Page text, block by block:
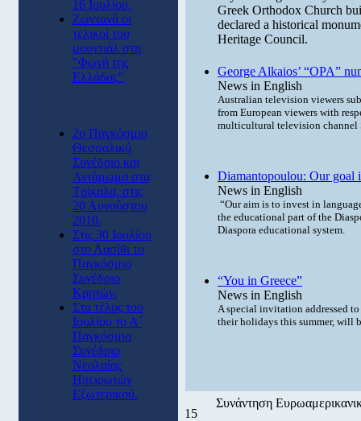
16 Ιουλίου.
Ζωντανά οι
τελικοί του
μουντιάλ στη
"Φωνή της
Ελλάδας"
2ο Παγκόσμιο
Θεσσαλικό
Συνέδριο και
Αντάμωμα στα
Τρίκαλα, στις
20 Αυγούστου
2010.
Στις 30 Ιουλίου
στο Λασίθι το
Παγκόσμιο
Συνέδριο
Κρητών.
Στο τέλος του
Ιουλίου το Α΄
Παγκόσμιο
Συνέδριο
Νεολαίας
Ηπειρωτών
Εξωτερικού.
Greek Orthodox Church
declared a historical
Heritage Council.
George Alkaios’ “OPA”
News in English
Australian television viewers
from European viewers with
multicultural television channel
Diamantopoulou: Our goal
News in English
“Our aim is to invest in
the educational part of the
Diaspora educational system.
“You in Greece”
News in English
A special invitation addressed
their holidays this summer, will
15
Συνάντηση